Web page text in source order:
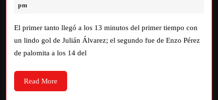
pm
El primer tanto llegó a los 13 minutos del primer tiempo con
un lindo gol de Julián Álvarez; el segundo fue de Enzo Pérez
de palomita a los 14 del
Read More